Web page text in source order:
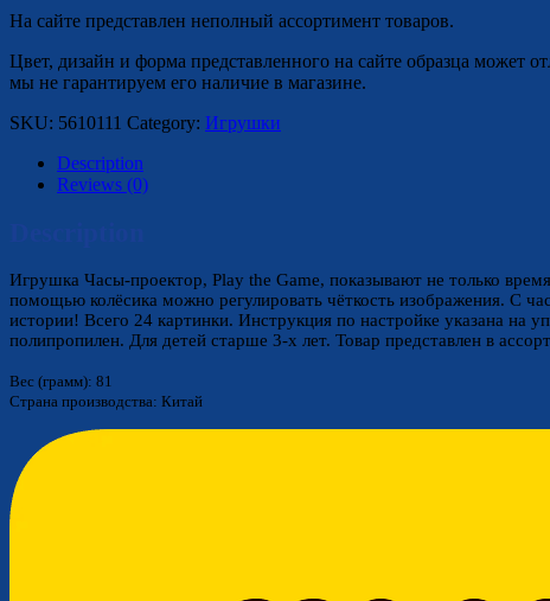
На сайте представлен неполный ассортимент товаров.
Цвет, дизайн и форма представленного на сайте образца может
мы не гарантируем его наличие в магазине.
SKU: 5610111 Category: Игрушки
Description
Reviews (0)
Игрушка Часы-проектор, Play the Game, показывают не только
помощью колёсика можно регулировать чёткость изображения. С
истории! Всего 24 картинки. Инструкция по настройке указана на
полипропилен. Для детей старше 3-х лет. Товар представлен в
Вес (грамм): 81
Страна производства: Китай